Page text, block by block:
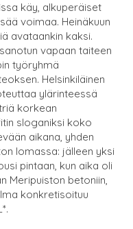
käy, alkuperäiset
voimaa. Heinäkuun
avataankin kaksi.
vapaan taiteen
työryhmä
Helsinkiläinen
ylärinteessä
korkean
sloganiksi koko
aikana, yhden
lomassa: jälleen yksi
pintaan, kun aika oli
Meripuiston betoniin,
konkretisoituu